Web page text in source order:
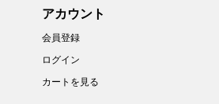
アカウント
会員登録
ログイン
カートを見る